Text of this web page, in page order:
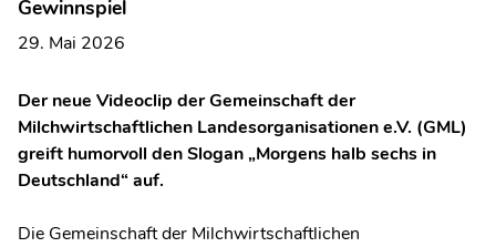
Gewinnspiel
29. Mai 2026
Der neue Videoclip der Gemeinschaft der
Milchwirtschaftlichen Landesorganisationen e.V. (GML)
greift humorvoll den Slogan „Morgens halb sechs in
Deutschland“ auf.
Die Gemeinschaft der Milchwirtschaftlichen